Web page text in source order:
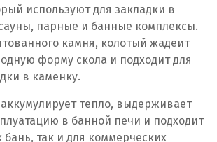
используют для закладки в
парные и банные комплексы.
камня, колотый жадеит
форму скола и подходит для
в каменку.
тепло, выдерживает
в банной печи и подходит
бань, так и для коммерческих